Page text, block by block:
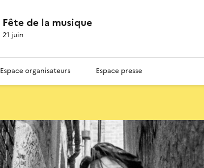
Fête de la musique
21 juin
Espace organisateurs Espace presse